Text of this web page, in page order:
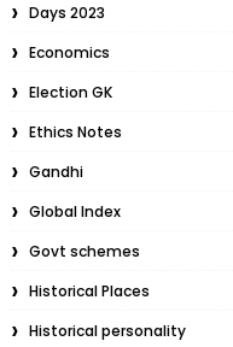
Days 2023
Economics
Election GK
Ethics Notes
Gandhi
Global Index
Govt schemes
Historical Places
Historical personality